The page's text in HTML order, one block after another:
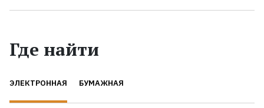
Где найти
ЭЛЕКТРОННАЯ БУМАЖНАЯ